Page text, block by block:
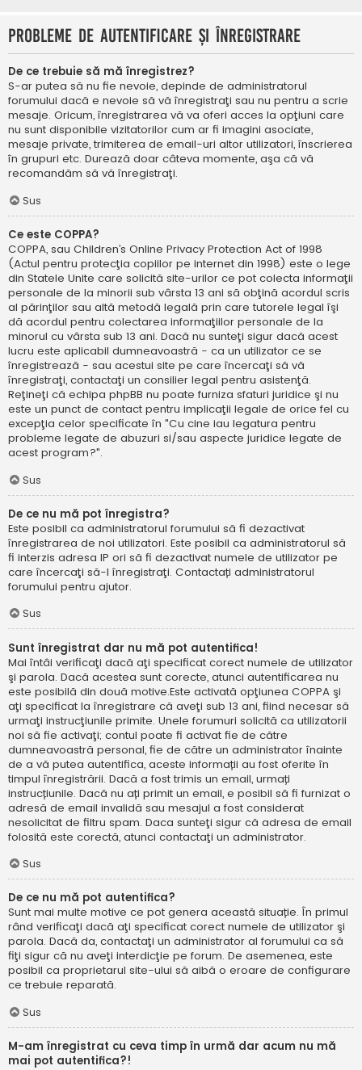
Probleme de autentificare şi înregistrare
De ce trebuie să mă înregistrez?
S-ar putea să nu fie nevoie, depinde de administratorul
forumului dacă e nevoie să vă înregistraţi sau nu pentru a scrie
mesaje. Oricum, înregistrarea vă va oferi acces la opţiuni care
nu sunt disponibile vizitatorilor cum ar fi imagini asociate,
mesaje private, trimiterea de email-uri altor utilizatori, înscrierea
în grupuri etc. Durează doar câteva momente, aşa că vă
recomandăm să vă înregistraţi.
Sus
Ce este COPPA?
COPPA, sau Children’s Online Privacy Protection Act of 1998
(Actul pentru protecţia copiilor pe internet din 1998) este o lege
din Statele Unite care solicită site-urilor ce pot colecta informaţii
personale de la minorii sub vârsta 13 ani să obţină acordul scris
al părinţilor sau altă metodă legală prin care tutorele legal îşi
dă acordul pentru colectarea informaţiilor personale de la
minorul cu vârsta sub 13 ani. Dacă nu sunteţi sigur dacă acest
lucru este aplicabil dumneavoastră - ca un utilizator ce se
înregistrează - sau acestui site pe care încercaţi să vă
înregistraţi, contactaţi un consilier legal pentru asistenţă.
Reţineţi că echipa phpBB nu poate furniza sfaturi juridice şi nu
este un punct de contact pentru implicaţii legale de orice fel cu
excepţia celor specificate în "Cu cine iau legatura pentru
probleme legate de abuzuri si/sau aspecte juridice legate de
acest program?".
Sus
De ce nu mă pot înregistra?
Este posibil ca administratorul forumului să fi dezactivat
înregistrarea de noi utilizatori. Este posibil ca administratorul să
fi interzis adresa IP ori să fi dezactivat numele de utilizator pe
care încercaţi să-l înregistraţi. Contactați administratorul
forumului pentru ajutor.
Sus
Sunt înregistrat dar nu mă pot autentifica!
Mai întâi verificaţi dacă aţi specificat corect numele de utilizator
şi parola. Dacă acestea sunt corecte, atunci autentificarea nu
este posibilă din două motive.Este activată opţiunea COPPA şi
aţi specificat la înregistrare că aveţi sub 13 ani, fiind necesar să
urmaţi instrucţiunile primite. Unele forumuri solicită ca utilizatorii
noi să fie activaţi; contul poate fi activat fie de către
dumneavoastră personal, fie de către un administrator înainte
de a vă putea autentifica, aceste informații au fost oferite în
timpul înregistrării. Dacă a fost trimis un email, urmați
instrucțiunile. Dacă nu ați primit un email, e posibil să fi furnizat o
adresă de email invalidă sau mesajul a fost considerat
nesolicitat de filtru spam. Daca sunteţi sigur că adresa de email
folosită este corectă, atunci contactaţi un administrator.
Sus
De ce nu mă pot autentifica?
Sunt mai multe motive ce pot genera această situație. În primul
rând verificaţi dacă aţi specificat corect numele de utilizator şi
parola. Dacă da, contactaţi un administrator al forumului ca să
fiţi sigur că nu aveţi interdicţie pe forum. De asemenea, este
posibil ca proprietarul site-ului să aibă o eroare de configurare
ce trebuie reparată.
Sus
M-am înregistrat cu ceva timp în urmă dar acum nu mă
mai pot autentifica?!